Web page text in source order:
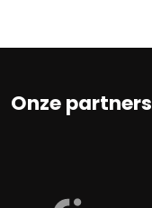
Onze partners